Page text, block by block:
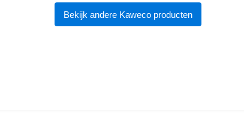
Bekijk andere Kaweco producten